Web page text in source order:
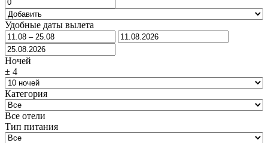
Удобные даты вылета
Ночей
± 4
Категория
Все отели
Тип питания